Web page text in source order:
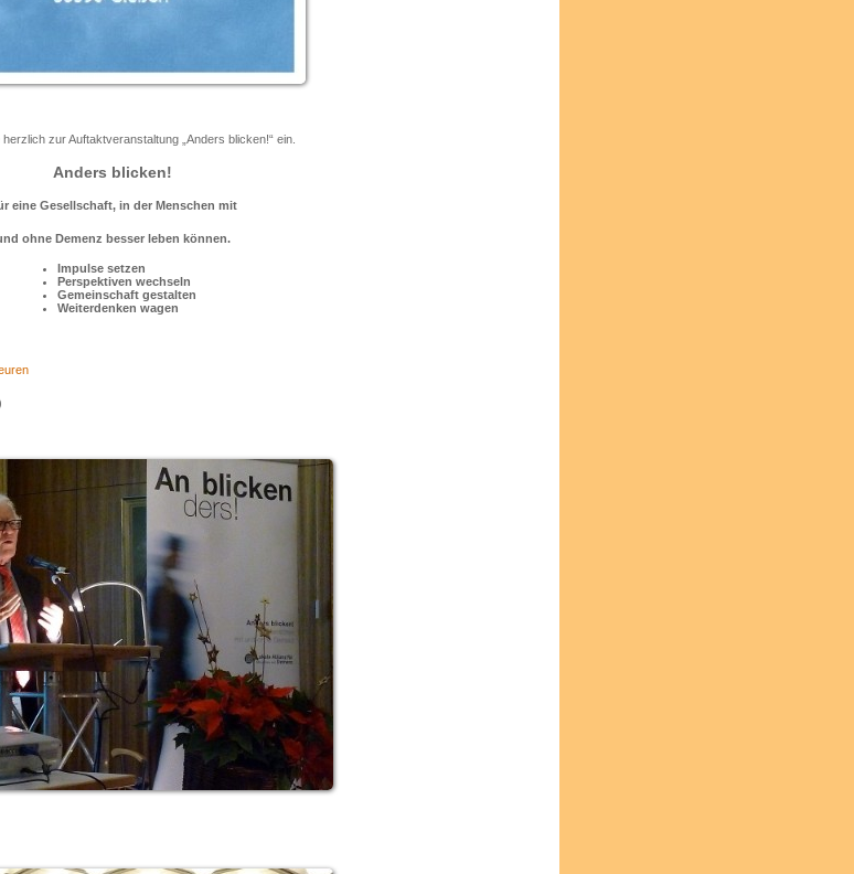
herzlich zur Auftaktveranstaltung „Anders blicken!“ ein.
Anders blicken!
eine Gesellschaft, in der Menschen mit
ohne Demenz besser leben können.
Impulse setzen
Perspektiven wechseln
Gemeinschaft gestalten
Weiterdenken wagen